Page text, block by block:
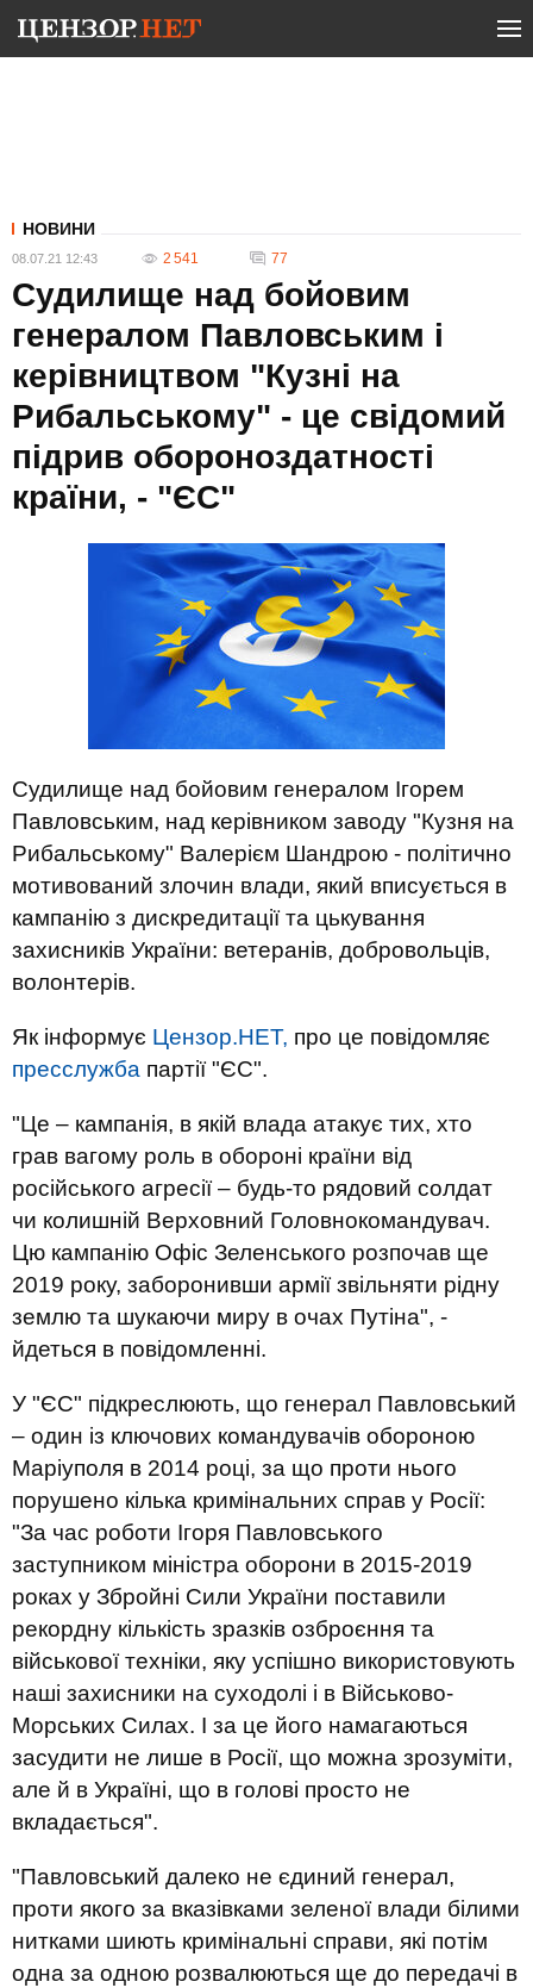
НОВИНИ
08.07.21 12:43 2 541 77
Судилище над бойовим
генералом Павловським і
керівництвом "Кузні на
Рибальському" - це свідомий
підрив обороноздатності
країни, - "ЄС"
Судилище над бойовим генералом Ігорем
Павловським, над керівником заводу "Кузня на
Рибальському" Валерієм Шандрою - політично
мотивований злочин влади, який вписується в
кампанію з дискредитації та цькування
захисників України: ветеранів, добровольців,
волонтерів.
Як інформує Цензор.НЕТ, про це повідомляє
пресслужба партії "ЄС".
"Це – кампанія, в якій влада атакує тих, хто
грав вагому роль в обороні країни від
російського агресії – будь-то рядовий солдат
чи колишній Верховний Головнокомандувач.
Цю кампанію Офіс Зеленського розпочав ще
2019 року, заборонивши армії звільняти рідну
землю та шукаючи миру в очах Путіна", -
йдеться в повідомленні.
У "ЄС" підкреслюють, що генерал Павловський
– один із ключових командувачів обороною
Маріуполя в 2014 році, за що проти нього
порушено кілька кримінальних справ у Росії:
"За час роботи Ігоря Павловського
заступником міністра оборони в 2015-2019
роках у Збройні Сили України поставили
рекордну кількість зразків озброєння та
військової техніки, яку успішно використовують
наші захисники на суходолі і в Військово-
Морських Силах. І за це його намагаються
засудити не лише в Росії, що можна зрозуміти,
але й в Україні, що в голові просто не
вкладається".
"Павловський далеко не єдиний генерал,
проти якого за вказівками зеленої влади білими
нитками шиють кримінальні справи, які потім
одна за одною розвалюються ще до передачі в